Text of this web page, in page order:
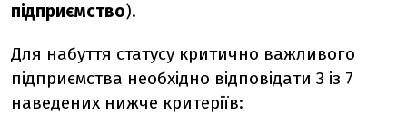
підприємство).
Для набуття статусу критично важливого
підприємства необхідно відповідати 3 із 7
наведених нижче критеріїв: